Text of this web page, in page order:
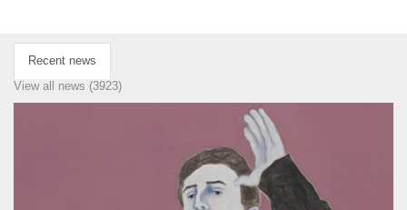
Recent news
View all news (3923)